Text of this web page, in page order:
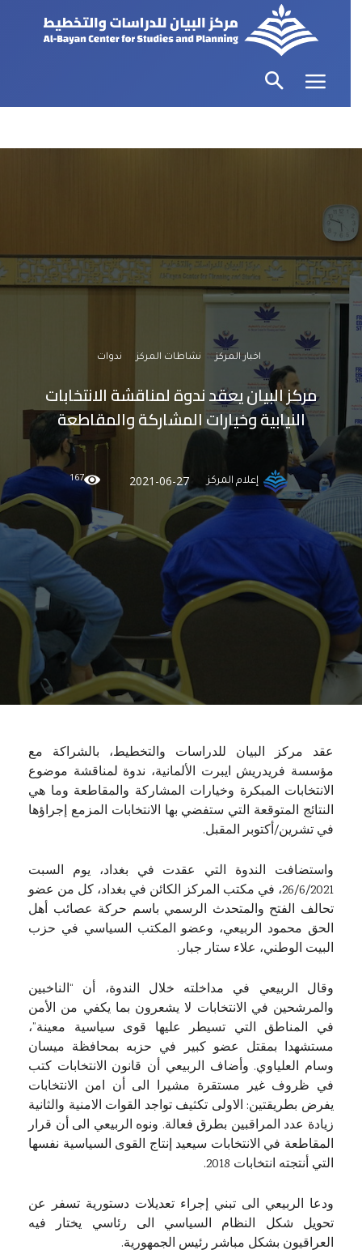
اخبار المركز نشاطات المركز ندوات
مركز البيان يعقد ندوة لمناقشة الانتخابات
النيابية وخيارات المشاركة والمقاطعة
إعلام المركز 2021-06-27
167
عقد مركز البيان للدراسات والتخطيط، بالشراكة مع
مؤسسة فريدريش ايبرت الألمانية، ندوة لمناقشة موضوع
الانتخابات المبكرة وخيارات المشاركة والمقاطعة وما هي
النتائج المتوقعة التي ستفضي بها الانتخابات المزمع إجراؤها
في تشرين/أكتوبر المقبل.
واستضافت الندوة التي عقدت في بغداد، يوم السبت
26/6/2021، في مكتب المركز الكائن في بغداد، كل من عضو
تحالف الفتح والمتحدث الرسمي باسم حركة عصائب أهل
الحق محمود الربيعي، وعضو المكتب السياسي في حزب
البيت الوطني، علاء ستار جبار.
وقال الربيعي في مداخلته خلال الندوة، أن “الناخبين
والمرشحين في الانتخابات لا يشعرون بما يكفي من الأمن
في المناطق التي تسيطر عليها قوى سياسية معينة”،
مستشهدا بمقتل عضو كبير في حزبه بمحافظة ميسان
وسام العلياوي. وأضاف الربيعي أن قانون الانتخابات كتب
في ظروف غير مستقرة مشيرا الى أن امن الانتخابات
يفرض بطريقتين: الاولى تكثيف تواجد القوات الامنية والثانية
زيادة عدد المراقبين بطرق فعالة. ونوه الربيعي الى أن قرار
المقاطعة في الانتخابات سيعيد إنتاج القوى السياسية نفسها
التي أنتجته انتخابات 2018.
ودعا الربيعي الى تبني إجراء تعديلات دستورية تسفر عن
تحويل شكل النظام السياسي الى رئاسي يختار فيه
العراقيون بشكل مباشر رئيس الجمهورية.